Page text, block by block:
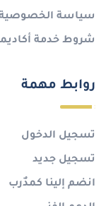
سياسة الخصوصية
شروط خدمة
روابط مهمة
تسجيل الدخول
تسجيل جديد
انضم إلينا كمدٌرب